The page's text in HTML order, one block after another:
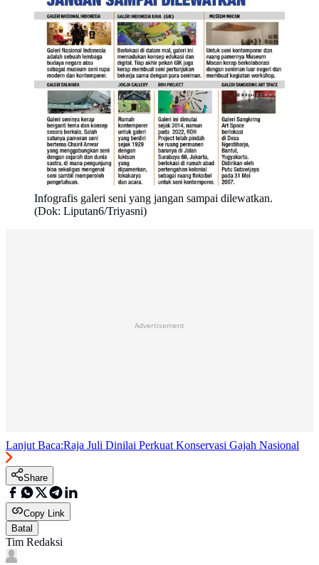
Infografis galeri seni yang jangan sampai dilewatkan.
(Dok: Liputan6/Triyasni)
Advertisement
Lanjut Baca:Raja Juli Dinilai Perkuat Konservasi Gajah Nasional
Share
Copy Link
Batal
Tim Redaksi